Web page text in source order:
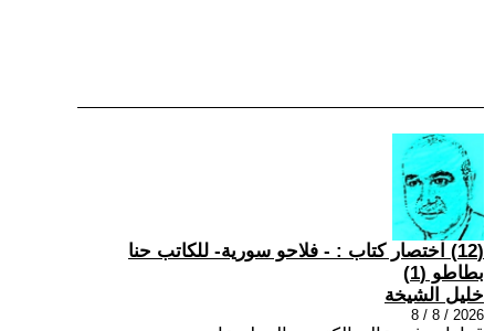
(12) اختصار كتاب : - فلاحو سورية- للكاتب حنا
بطاطو (1)
خليل الشيخة
2026 / 8 / 8